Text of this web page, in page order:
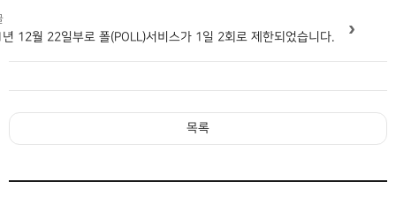
12월 22일부로 폴(POLL)서비스가 1일 2회로 제한되었습니다. ›
목록